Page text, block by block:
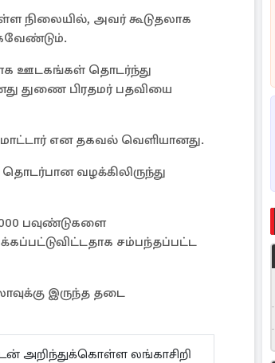
நிலையில், அவர் கூடுதலாக
ஊடகங்கள் தொடர்ந்து
துணை பிரதமர் பதவியை
என தகவல் வெளியானது.
வழக்கிலிருந்து
பவுண்டுகளை
சம்பந்தப்பட்ட
இருந்த தடை
அறிந்துக்கொள்ள லங்காசிறி